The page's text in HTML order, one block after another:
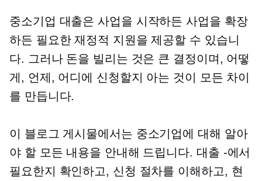
중소기업 대출은 사업을 시작하든 사업을 확장
하든 필요한 재정적 지원을 제공할 수 있습니
다. 그러나 돈을 빌리는 것은 큰 결정이며, 어떻
게, 언제, 어디에 신청할지 아는 것이 모든 차이
를 만듭니다.
이 블로그 게시물에서는 중소기업에 대해 알아
야 할 모든 내용을 안내해 드립니다. 대출 -에서
필요한지 확인하고, 신청 절차를 이해하고, 현